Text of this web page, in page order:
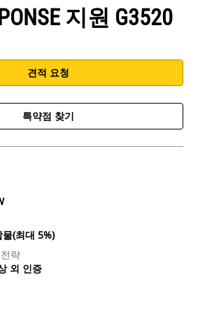
지원 G3520
견적 요청
특약점 찾기
(최대 5%)
략
외 인증